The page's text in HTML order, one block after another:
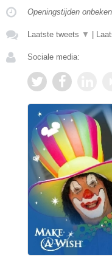
Openingstijden
Laatste tweets ▼ |
Sociale media: